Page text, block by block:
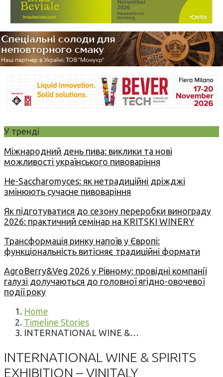
У тренді
Міжнародний день пива: виклики та нові
можливості українського пивоваріння
Не-Saccharomyces: як нетрадиційні дріжджі
змінюють сучасне пивоваріння
Як підготуватися до сезону переробки винограду
2026: практичний семінар на KRITSKI WINERY
Трансформація ринку напоїв у Європі:
функціональність витісняє традиційні формати
AgroBerry&Veg 2026 у Рівному: провідні компанії
галузі долучаються до головної ягідно-овочевої
події року
Home
Timeline Stories
INTERNATIONAL WINE &…
INTERNATIONAL WINE & SPIRITS
EXHIBITION – VINITALY